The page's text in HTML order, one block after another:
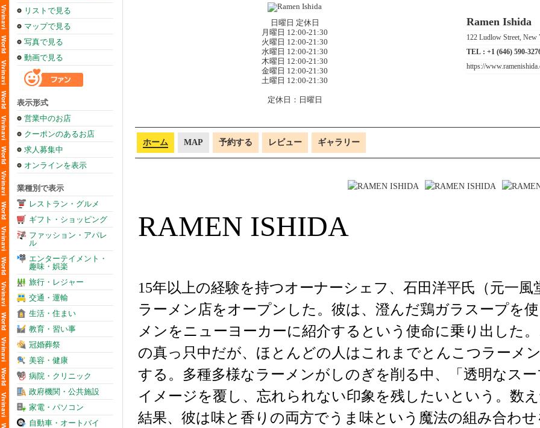
リストで見る
マップで見る
写真で見る
動画で見る
表示形式
営業中のお店
クーポンのあるお店
求人募集中
オンラインを表示
業種別で表示
レストラン・グルメ
ギフト・ショッピング
ファッション・アパレ
ル
エンターテイメント・
趣味・娯楽
旅行・レジャー
交通・運輸
生活・住まい
教育・習い事
冠婚葬祭
美容・健康
病院・クリニック
政府機関・公共施設
家電・パソコン
自動車・オートバイ
日曜日 定休日
月曜日 12:00-21:30
火曜日 12:00-21:30
水曜日 12:00-21:30
木曜日 12:00-21:30
金曜日 12:00-21:30
土曜日 12:00-21:30
定休日：日曜日
Ramen Ishida
122 Ludlow Street,
TEL : +1 (646) 590-
https://
ホーム MAP 予約する レビュー ギャラリー
RAMEN ISHIDA
15年以上の経験を持つオーナーシェフ、石田洋平氏（元一風
ラーメン店をオープンした。彼は、澄んだ鶏ガラスープを
メンをニューヨーカーに紹介するという使命に乗り出した
の真っ只中だが、ほとんどの人はこれまでとんこつラーメ
する。多種多様なラーメンがしのぎを削る中、「透明なス
イメージを覆し、忘れられない印象を残したいという。数
結果、彼は味と香りの両方でうま味という魔法の組み合わ